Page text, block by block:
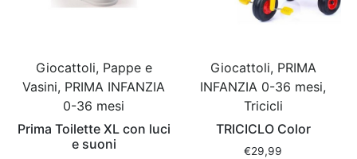
Giocattoli, Pappe e
Vasini, PRIMA INFANZIA
0-36 mesi
Prima Toilette XL con luci
e suoni
Giocattoli, PRIMA
INFANZIA 0-36 mesi,
Tricicli
TRICICLO Color
€29,99